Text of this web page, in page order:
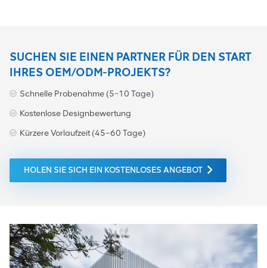
SUCHEN SIE EINEN PARTNER FÜR DEN START
IHRES OEM/ODM-PROJEKTS?
Schnelle Probenahme (5~10 Tage)
Kostenlose Designbewertung
Kürzere Vorlaufzeit (45–60 Tage)
HOLEN SIE SICH EIN KOSTENLOSES ANGEBOT